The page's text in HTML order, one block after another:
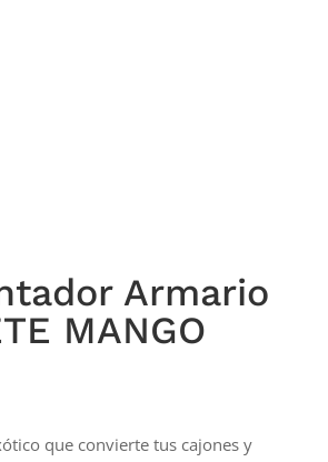
Armario
MANGO
que convierte tus cajones y